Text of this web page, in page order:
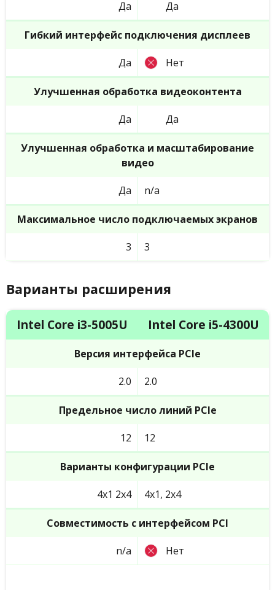
Да Да
Гибкий интерфейс подключения дисплеев
Да Нет
Улучшенная обработка видеоконтента
Да Да
Улучшенная обработка и масштабирование
видео
Да n/a
Максимальное число подключаемых экранов
3 3
Варианты расширения
Intel Core i3-5005U Intel Core i5-4300U
Версия интерфейса PCIe
2.0 2.0
Предельное число линий PCIe
12 12
Варианты конфигурации PCIe
4x1 2x4 4x1, 2x4
Совместимость с интерфейсом PCI
n/a Нет